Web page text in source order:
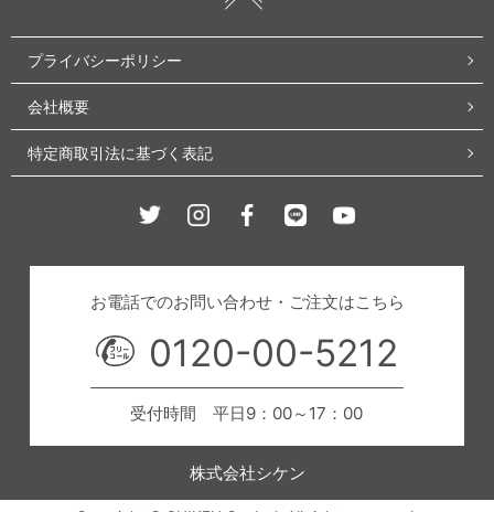
プライバシーポリシー
会社概要
特定商取引法に基づく表記
Twitter InstagramFacebook
Line
お電話でのお問い合わせ・ご注文はこちら
0120-00-5212
受付時間 平日9：00～17：00
株式会社シケン